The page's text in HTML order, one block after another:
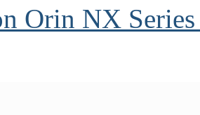
Orin NX